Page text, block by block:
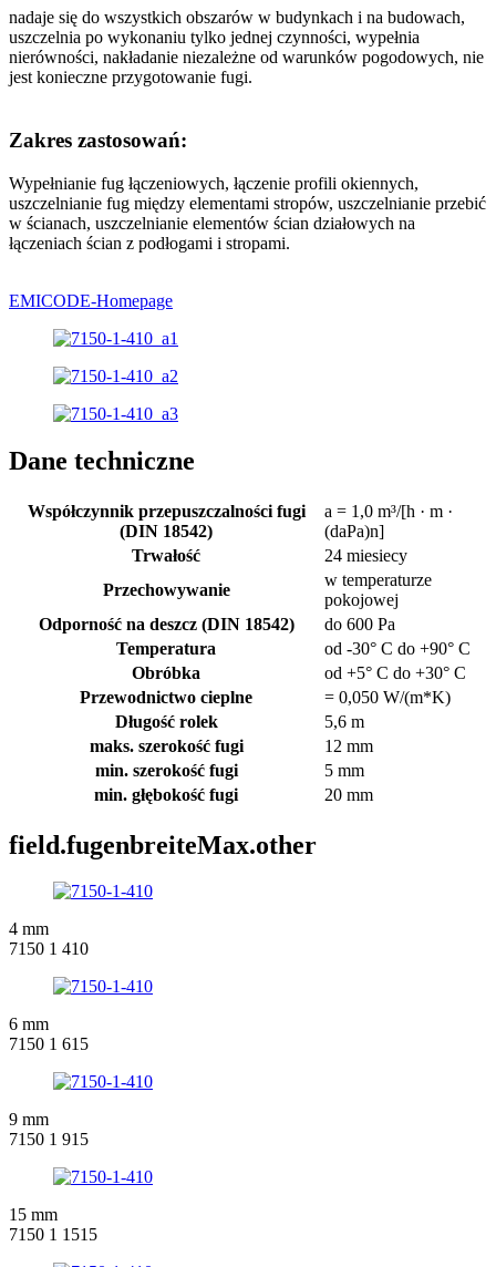
nadaje się do wszystkich obszarów w budynkach i na budowach,
uszczelnia po wykonaniu tylko jednej czynności, wypełnia
nierówności, nakładanie niezależne od warunków pogodowych, nie
jest konieczne przygotowanie fugi.
Zakres zastosowań:
Wypełnianie fug łączeniowych, łączenie profili okiennych,
uszczelnianie fug między elementami stropów, uszczelnianie przebić
w ścianach, uszczelnianie elementów ścian działowych na
łączeniach ścian z podłogami i stropami.
EMICODE-Homepage
Dane techniczne
Współczynnik przepuszczalności fugi
(DIN 18542)
a = 1,0 m³/[h · m ·
(daPa)n]
Trwałość
24 miesiecy
Przechowywanie
w temperaturze
pokojowej
Odporność na deszcz (DIN 18542)
do 600 Pa
Temperatura
od -30° C do +90° C
Obróbka
od +5° C do +30° C
Przewodnictwo cieplne
= 0,050 W/(m*K)
Długość rolek
5,6 m
maks. szerokość fugi
12 mm
min. szerokość fugi
5 mm
min. głębokość fugi
20 mm
field.fugenbreiteMax.other
4 mm
7150 1 410
6 mm
7150 1 615
9 mm
7150 1 915
15 mm
7150 1 1515